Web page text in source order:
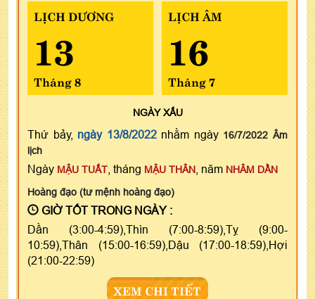
LỊCH DƯƠNG
13
Tháng 8
LỊCH ÂM
16
Tháng 7
NGÀYXẤU
Thứ bảy, ngày 13/8/2022nhằm ngày 16/7/2022 Âm
lịch
Ngày MẬU TUẤT , tháng MẬU THÂN , năm NHÂM DẦN
Hoàng đạo (tư mệnh hoàng đạo)
GIỜ TỐT TRONG NGÀY :
Dần (3:00-4:59),Thìn (7:00-8:59),Tỵ (9:00-
10:59),Thân (15:00-16:59),Dậu (17:00-18:59),Hợi
(21:00-22:59)
XEM CHI TIẾT